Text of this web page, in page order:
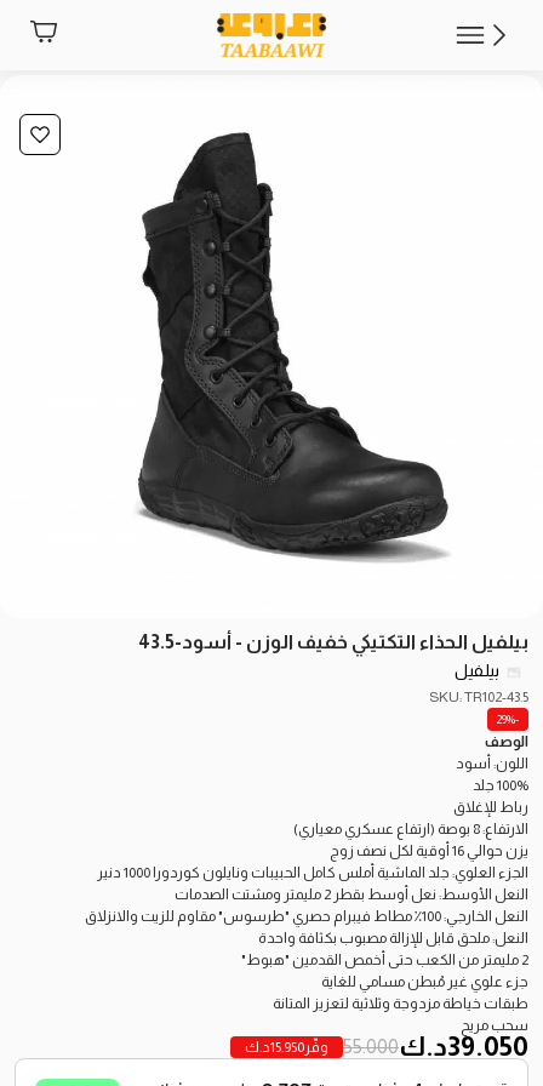
بيلفيل الحذاء التكتيكي خفيف الوزن - أسود-43.5
بيلفيل
SKU: TR102-43.5
-29%
الوصف
اللون: أسود
100% جلد
رباط للإغلاق
الارتفاع: 8 بوصة (ارتفاع عسكري معياري)
يزن حوالي 16 أوقية لكل نصف زوج
الجزء العلوي: جلد الماشية أملس كامل الحبيبات ونايلون كوردورا 1000 دنير
النعل الأوسط: نعل أوسط بقطر 2 مليمتر ومشتت الصدمات
النعل الخارجي: 100٪ مطاط فيبرام حصري "طرسوس" مقاوم للزيت والانزلاق
النعل: ملحق قابل للإزالة مصبوب بكثافة واحدة
2 مليمتر من الكعب حتى أخمص القدمين "هبوط"
جزء علوي غير مُبطن مسامي للغاية
طبقات خياطة مزدوجة وثلاثية لتعزيز المتانة
سحب مريح
وفّر 15.950د.ك 55.000 39.050د.ك